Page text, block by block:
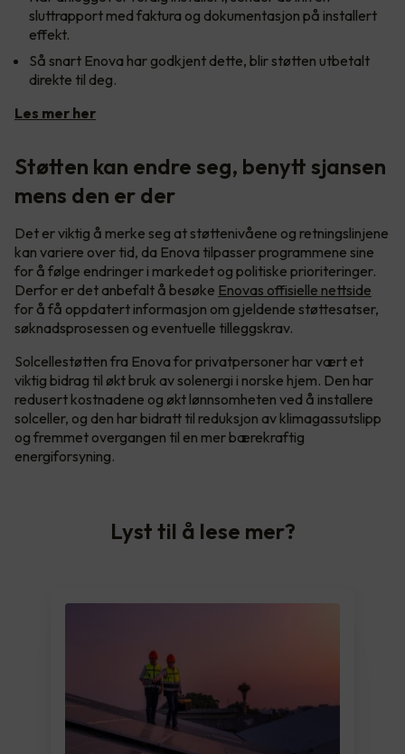
sluttrapport med faktura og dokumentasjon på installert
effekt.
Så snart Enova har godkjent dette, blir støtten utbetalt
direkte til deg.
Les mer her
Støtten kan endre seg, benytt sjansen
mens den er der
Det er viktig å merke seg at støttenivåene og retningslinjene
kan variere over tid, da Enova tilpasser programmene sine
for å følge endringer i markedet og politiske prioriteringer.
Derfor er det anbefalt å besøke Enovas offisielle nettside
for å få oppdatert informasjon om gjeldende støttesatser,
søknadsprosessen og eventuelle tilleggskrav.
Solcellestøtten fra Enova for privatpersoner har vært et
viktig bidrag til økt bruk av solenergi i norske hjem. Den har
redusert kostnadene og økt lønnsomheten ved å installere
solceller, og den har bidratt til reduksjon av klimagassutslipp
og fremmet overgangen til en mer bærekraftig
energiforsyning.
Lyst til å lese mer?